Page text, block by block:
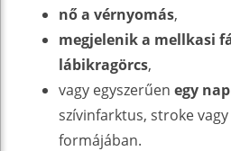
nő a vérnyomás,
megjelenik a mellkasi
lábikragörcs,
vagy egyszerűen egy
szívinfarktus, stroke
formájában.